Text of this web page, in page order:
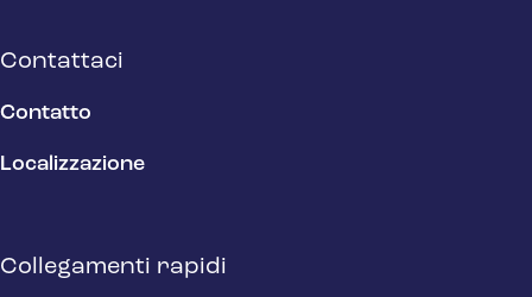
Contattaci
Contatto
Localizzazione
Collegamenti rapidi